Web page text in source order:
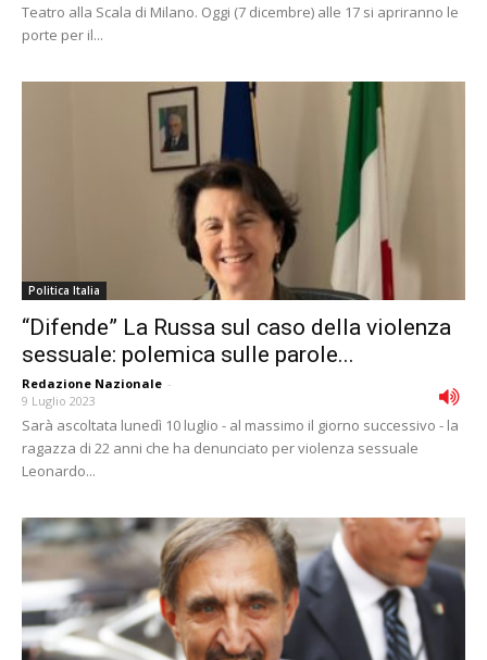
Teatro alla Scala di Milano. Oggi (7 dicembre) alle 17 si apriranno le
porte per il...
Politica Italia
“Difende” La Russa sul caso della violenza
sessuale: polemica sulle parole...
Redazione Nazionale -
9 Luglio 2023
Sarà ascoltata lunedì 10 luglio - al massimo il giorno successivo - la
ragazza di 22 anni che ha denunciato per violenza sessuale
Leonardo...